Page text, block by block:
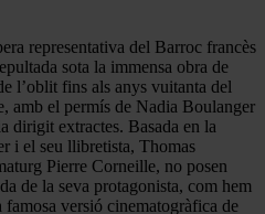
representativa del Barroc francès
sota la immensa obra de
l’oblit fins als anys vuitanta del
amb el permís de Nadia Boulanger
dirigit extractes. Basada en la
i el seu llibretista, Thomas
Pierre Corneille, no posen
de la seva protagonista, com hem
versió cinematogràfica de